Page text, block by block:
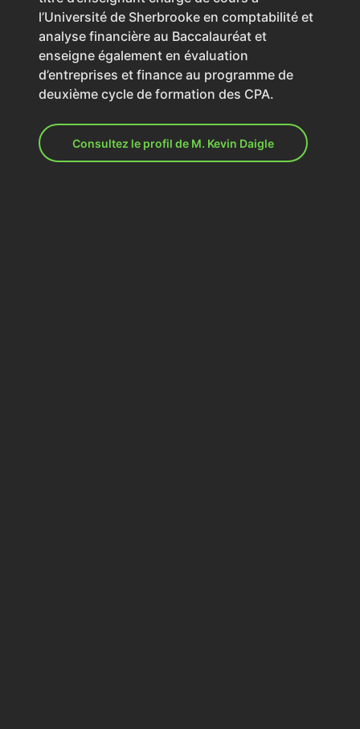
l’Université de Sherbrooke en comptabilité et
analyse financière au Baccalauréat et
enseigne également en évaluation
d’entreprises et finance au programme de
deuxième cycle de formation des CPA.
Consultez le profil de M. Kevin Daigle